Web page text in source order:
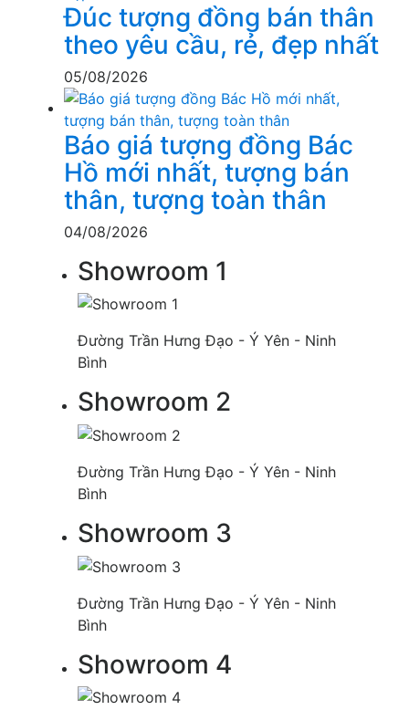
Đúc tượng đồng bán thân
theo yêu cầu, rẻ, đẹp nhất
05/08/2026
Báo giá tượng đồng Bác
Hồ mới nhất, tượng bán
thân, tượng toàn thân
04/08/2026
Showroom 1
Đường Trần Hưng Đạo - Ý Yên - Ninh
Bình
Showroom 2
Đường Trần Hưng Đạo - Ý Yên - Ninh
Bình
Showroom 3
Đường Trần Hưng Đạo - Ý Yên - Ninh
Bình
Showroom 4